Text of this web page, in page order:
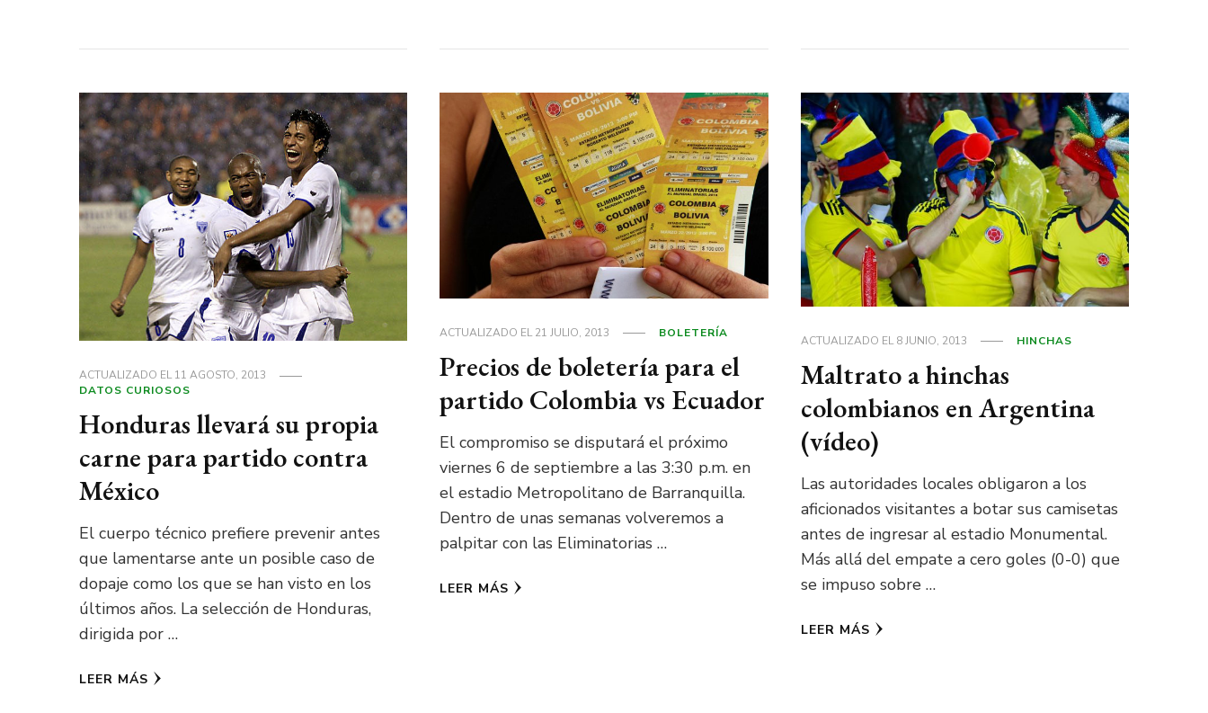
ACTUALIZADO EL11 AGOSTO, 2013
DATOS CURIOSOS
Honduras llevará su propia
carne para partido contra
México
El cuerpo técnico prefiere prevenir antes
que lamentarse ante un posible caso de
dopaje como los que se han visto en los
últimos años. La selección de Honduras,
dirigida por …
LEER MÁS
ACTUALIZADO EL21 JULIO, 2013 BOLETERÍA
Precios de boletería para el
partido Colombia vs Ecuador
El compromiso se disputará el próximo
viernes 6 de septiembre a las 3:30 p.m. en
el estadio Metropolitano de Barranquilla.
Dentro de unas semanas volveremos a
palpitar con las Eliminatorias …
LEER MÁS
ACTUALIZADO EL8 JUNIO, 2013 HINCHAS
Maltrato a hinchas
colombianos en Argentina
(vídeo)
Las autoridades locales obligaron a los
aficionados visitantes a botar sus camisetas
antes de ingresar al estadio Monumental.
Más allá del empate a cero goles (0-0) que
se impuso sobre …
LEER MÁS